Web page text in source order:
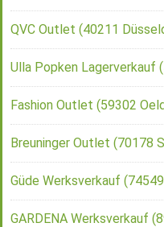
QVC Outlet (40211
Ulla Popken Lagerverkauf
Fashion Outlet (59302
Breuninger Outlet (70178
Güde Werksverkauf
GARDENA Werksverkauf